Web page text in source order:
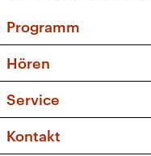
Programm
Sendungen
Musikliste
Kakadu – Das
Hören
Frequenzen
Service
FAQ
Kontakt